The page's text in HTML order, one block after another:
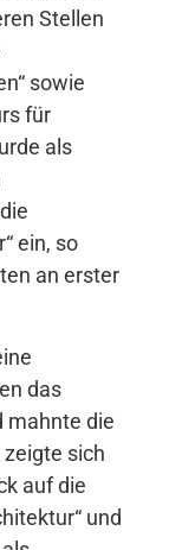
Stellen
sowie
für
als
ein, so
an erster
das
mahnte die
sich
auf die
und